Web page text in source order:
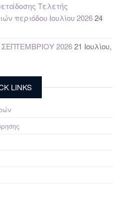
Τελετής
περιόδου Ιουλίου 202624
202621 Ιουλίου,
LINKS